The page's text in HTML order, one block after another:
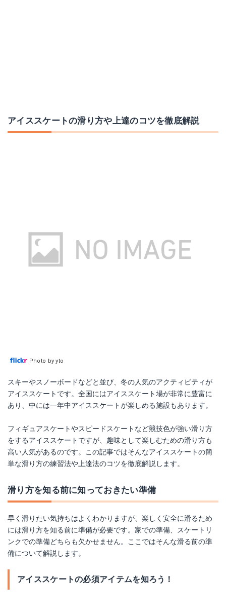
アイススケートの滑り方や上達のコツを徹底解説
Photo by yto
スキーやスノーボードなどと並び、冬の人気のアクティビティが
アイススケートです。全国にはアイススケート場が非常に豊富に
あり、中には一年中アイススケートが楽しめる施設もあります。
フィギュアスケートやスピードスケートなど競技色が強い滑り方
をするアイススケートですが、趣味として楽しむための滑り方も
高い人気があるのです。この記事ではそんなアイススケートの簡
単な滑り方の練習法や上達法のコツを徹底解説します。
滑り方を知る前に知っておきたい準備
早く滑りたい気持ちはよくわかりますが、楽しく安全に滑るため
には滑り方を知る前に準備が必要です。家での準備、スケートリ
ンクでの準備どちらも欠かせません。ここではそんな滑る前の準
備について解説します。
アイススケートの必須アイテムを知ろう！